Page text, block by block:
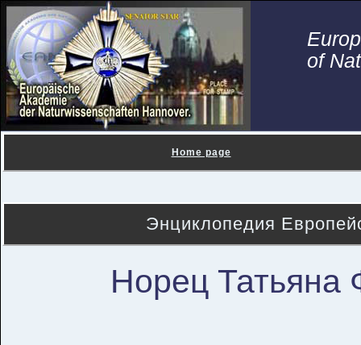
of
Home page
Энциклопедия
Норец Татьяна